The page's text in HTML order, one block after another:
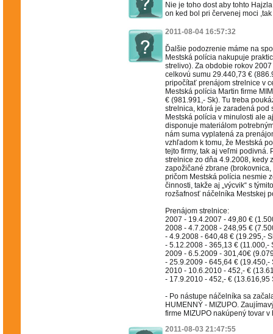
Nie je toho dost aby tohto
on ked bol pri červenej moci
2011-08-04 16:57:32
Ďalšie podozrenie máme na
Mestská polícia nakupuje
strelivo). Za obdobie rokov
celkovú sumu 29.440,73 €
pripočítať prenájom strelnice v
Mestská polícia Martin firme
€ (981.991,- Sk). Tu treba
strelnica, ktorá je zaradená pod
Mestská polícia v minulosti ale
disponuje materiálom
nám suma vyplatená za
vzhľadom k tomu, že Mestská
tejto firmy, tak aj veľmi
strelnice zo dňa 4.9.2008, kedy
zapožičané zbrane
pričom Mestská polícia nesmie
činnosti, takže aj „výcvik“ s
rozšafnosť náčelníka Mestskej
Prenájom strelnice:
2007 - 19.4.2007 - 49,80 €
2008 - 4.7.2008 - 248,95 €
- 4.9.2008 - 640,48 € (19.295,-
- 5.12.2008 - 365,13 € (11.000,-
2009 - 6.5.2009 - 301,40€
- 25.9.2009 - 645,64 € (19.450,-
2010 - 10.6.2010 - 452,- €
- 17.9.2010 - 452,- € (13.616,95
- Po nástupe náčelníka sa
HUMENNÝ - MIZUPO.
firme MIZUPO nakúpený tovar
2011-08-03 21:47:55